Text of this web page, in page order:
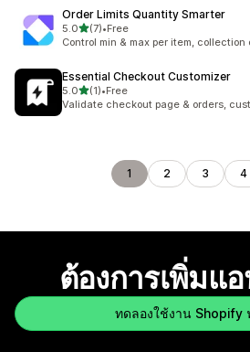
Order Limits Quantity Smarter
5.0เต็ม 5 ดาว
(7)
ทั้งหมด 7 รีวิว
•Free
Control min & max per item,
Essential Checkout Customizer
5.0เต็ม 5 ดาว
(1)
ทั้งหมด 1 รีวิว
•Free
Validate checkout page & orders,
1 2 3 4
ต้องการเพิ่มแ
ทดลองใช้งาน Shopify